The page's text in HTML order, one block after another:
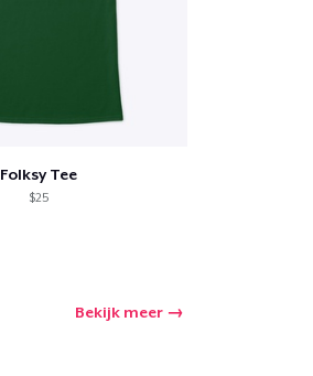
Folksy Tee
$25
Bekijk meer